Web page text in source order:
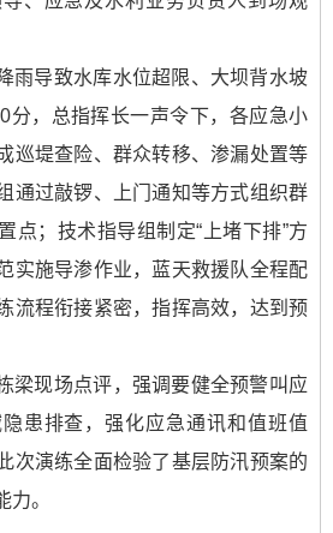
雨导致水库水位超限、大坝背水坡
分，总指挥长一声令下，各应急小
巡堤查险、群众转移、渗漏处置等
通过敲锣、上门通知等方式组织群
点；技术指导组制定“上堵下排”方
实施导渗作业，蓝天救援队全程配
流程衔接紧密，指挥高效，达到预
梁现场点评，强调要健全预警叫应
患排查，强化应急通讯和值班值
次演练全面检验了基层防汛预案的
。